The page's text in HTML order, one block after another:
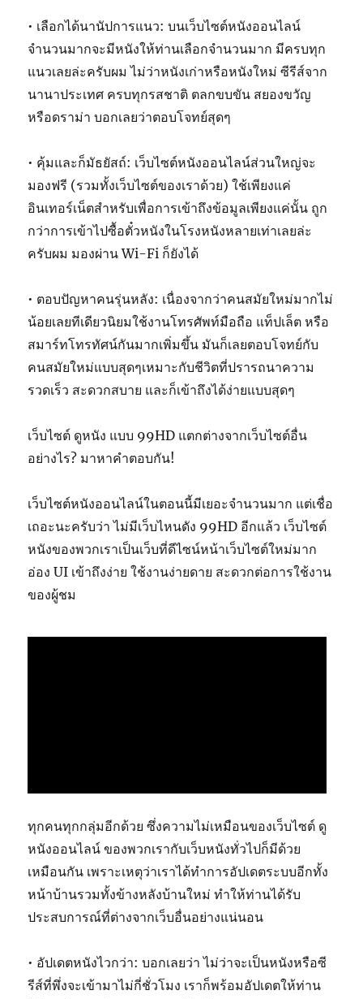
• เลือกได้นานัปการแนว: บนเว็บไซต์หนังออนไลน์
จำนวนมากจะมีหนังให้ท่านเลือกจำนวนมาก มีครบทุก
แนวเลยล่ะครับผม ไม่ว่าหนังเก่าหรือหนังใหม่ ซีรีส์จาก
นานาประเทศ ครบทุกรสชาติ ตลกขบขัน สยองขวัญ
หรือดราม่า บอกเลยว่าตอบโจทย์สุดๆ
• คุ้มและก็มัธยัสถ์: เว็บไซต์หนังออนไลน์ส่วนใหญ่จะ
มองฟรี (รวมทั้งเว็บไซต์ของเราด้วย) ใช้เพียงแค่
อินเทอร์เน็ตสำหรับเพื่อการเข้าถึงข้อมูลเพียงแค่นั้น ถูก
กว่าการเข้าไปซื้อตั๋วหนังในโรงหนังหลายเท่าเลยล่ะ
ครับผม มองผ่าน Wi-Fi ก็ยังได้
• ตอบปัญหาคนรุ่นหลัง: เนื่องจากว่าคนสมัยใหม่มากไม่
น้อยเลยทีเดียวนิยมใช้งานโทรศัพท์มือถือ แท็ปเล็ต หรือ
สมาร์ทโทรทัศน์กันมากเพิ่มขึ้น มันก็เลยตอบโจทย์กับ
คนสมัยใหม่แบบสุดๆเหมาะกับชีวิตที่ปรารถนาความ
รวดเร็ว สะดวกสบาย และก็เข้าถึงได้ง่ายแบบสุดๆ
เว็บไซต์ ดูหนัง แบบ 99HD แตกต่างจากเว็บไซต์อื่น
อย่างไร? มาหาคำตอบกัน!
เว็บไซต์หนังออนไลน์ในตอนนี้มีเยอะจำนวนมาก แต่เชื่อ
เถอะนะครับว่า ไม่มีเว็บไหนดัง 99HD อีกแล้ว เว็บไซต์
หนังของพวกเราเป็นเว็บที่ดีไซน์หน้าเว็บไซต์ใหม่มาก
อ่อง UI เข้าถึงง่าย ใช้งานง่ายดาย สะดวกต่อการใช้งาน
ของผู้ชม
ทุกคนทุกกลุ่มอีกด้วย ซึ่งความไม่เหมือนของเว็บไซต์ ดู
หนังออนไลน์ ของพวกเรากับเว็บหนังทั่วไปก็มีด้วย
เหมือนกัน เพราะเหตุว่าเราได้ทำการอัปเดตระบบอีกทั้ง
หน้าบ้านรวมทั้งข้างหลังบ้านใหม่ ทำให้ท่านได้รับ
ประสบการณ์ที่ต่างจากเว็บอื่นอย่างแน่นอน
• อัปเดตหนังไวกว่า: บอกเลยว่า ไม่ว่าจะเป็นหนังหรือซี
รีส์ที่พึ่งจะเข้ามาไม่กี่ชั่วโมง เราก็พร้อมอัปเดตให้ท่าน